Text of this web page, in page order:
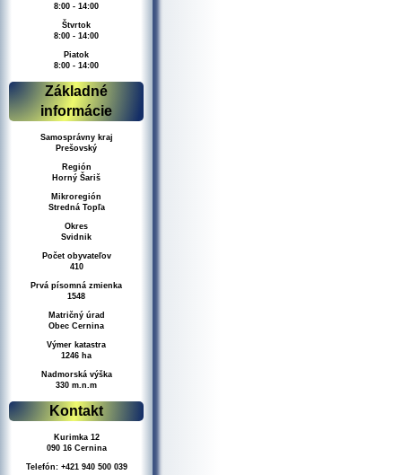
8:00 - 14:00
Štvrtok
8:00 - 14:00
Piatok
8:00 - 14:00
Základné
informácie
Samosprávny kraj
Prešovský
Región
Horný Šariš
Mikroregión
Stredná Topľa
Okres
Svidnik
Počet obyvateľov
410
Prvá písomná zmienka
1548
Matričný úrad
Obec Cernina
Výmer katastra
1246 ha
Nadmorská výška
330 m.n.m
Kontakt
Kurimka 12
090 16 Cernina
Telefón: +421 940 500 039